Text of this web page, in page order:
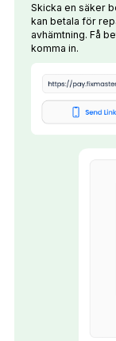
Skicka en säker
kan betala för
avhämtning. Få
komma in.